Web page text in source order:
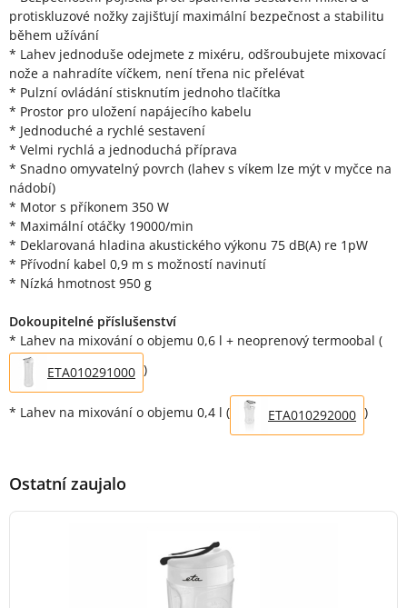
protiskluzové nožky zajišťují maximální bezpečnost a stabilitu
během užívání
* Lahev jednoduše odejmete z mixéru, odšroubujete mixovací
nože a nahradíte víčkem, není třena nic přelévat
* Pulzní ovládání stisknutím jednoho tlačítka
* Prostor pro uložení napájecího kabelu
* Jednoduché a rychlé sestavení
* Velmi rychlá a jednoduchá příprava
* Snadno omyvatelný povrch (lahev s víkem lze mýt v myčce na
nádobí)
* Motor s příkonem 350 W
* Maximální otáčky 19000/min
* Deklarovaná hladina akustického výkonu 75 dB(A) re 1pW
* Přívodní kabel 0,9 m s možností navinutí
* Nízká hmotnost 950 g
Dokoupitelné příslušenství
* Lahev na mixování o objemu 0,6 l + neoprenový termoobal (
ETA010291000 )
* Lahev na mixování o objemu 0,4 l ( ETA010292000 )
Ostatní zaujalo